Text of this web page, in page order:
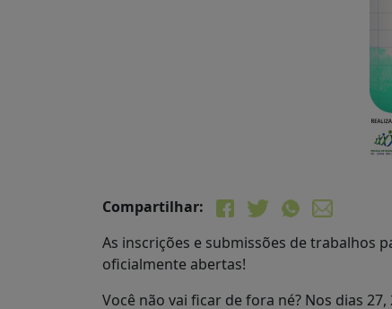
Compartilhar:
As inscrições e submissões de trabalhos
oficialmente abertas!
Você não vai ficar de fora né? Nos dias